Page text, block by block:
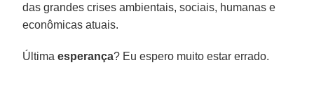
das grandes crises ambientais, sociais, humanas e
econômicas atuais.
Últimaesperança? Eu espero muito estar errado.